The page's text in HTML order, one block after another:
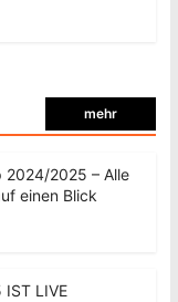
mehr
2024/2025 – Alle
einen Blick
IST LIVE